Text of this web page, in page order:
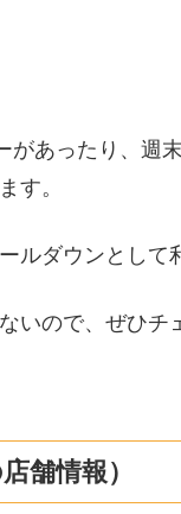
があったり、週
す。
ルダウンとして
いので、ぜひチ
舗情報）